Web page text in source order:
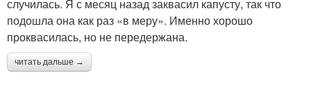
случилась. Я с месяц назад заквасил капусту, так что
подошла она как раз «в меру». Именно хорошо
проквасилась, но не передержана.
читать дальше →